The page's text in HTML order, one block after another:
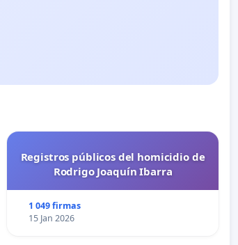
Registros públicos del homicidio de
Rodrigo Joaquín Ibarra
1 049 firmas
15 Jan 2026